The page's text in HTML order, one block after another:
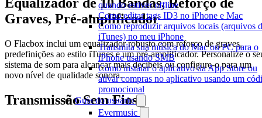
quando estiver offline
Como editar tags ID3 no iPhone e Mac
Como reproduzir arquivos locais (arquivos
iTunes) no meu iPhone
Transmita sua música do Mac ou PC para o
iPhone usando SMB
Como instalar o aplicativo da App Store ou
ativar compras no aplicativo usando um
promocional
Guia do usuário
Evermusic
Equalizador de 10 Bandas, Reforço de
Graves, Pré-amplificador
O Flacbox inclui um equalizador robusto com reforço de graves,
predefinições ao estilo iTunes e um pré-amplificador. Personalize o
sistema de som para alcançar mais decibéis ou configure-o para um
novo nível de qualidade sonora.
Transmissão Sem Fios